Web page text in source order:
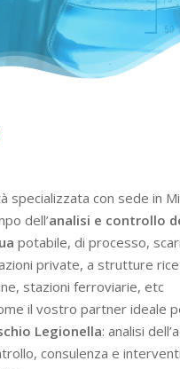
specializzata con sede in
dell’analisi e controllo
potabile, di processo,
private, a strutture
stazioni ferroviarie, etc
il vostro partner ideale
Legionella: analisi
consulenza e